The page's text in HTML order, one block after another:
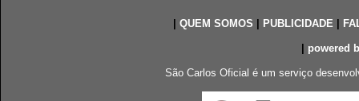
QUEM SOMOS PUBLICIDADE|
powered
São Carlos Oficial é um serviço